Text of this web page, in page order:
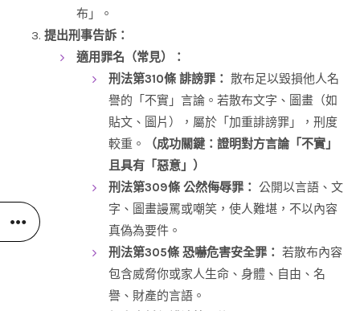
布」。
提出刑事告訴：
適用罪名（常見）：
刑法第310條 誹謗罪： 散布足以毀損他人名
譽的「不實」言論。若散布文字、圖畫（如
貼文、圖片），屬於「加重誹謗罪」，刑度
較重。
（成功關鍵：證明對方言論「不實」
且具有「惡意」）
刑法第309條 公然侮辱罪： 公開以言語、文
字、圖畫謾罵或嘲笑，使人難堪，不以內容
真偽為要件。
刑法第305條 恐嚇危害安全罪： 若散布內容
包含威脅你或家人生命、身體、自由、名
譽、財產的言語。